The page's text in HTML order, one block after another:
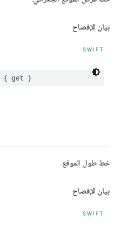
بيان الإفصاح
SWIFT
{ get }
خط طول الموقع.
بيان الإفصاح
SWIFT